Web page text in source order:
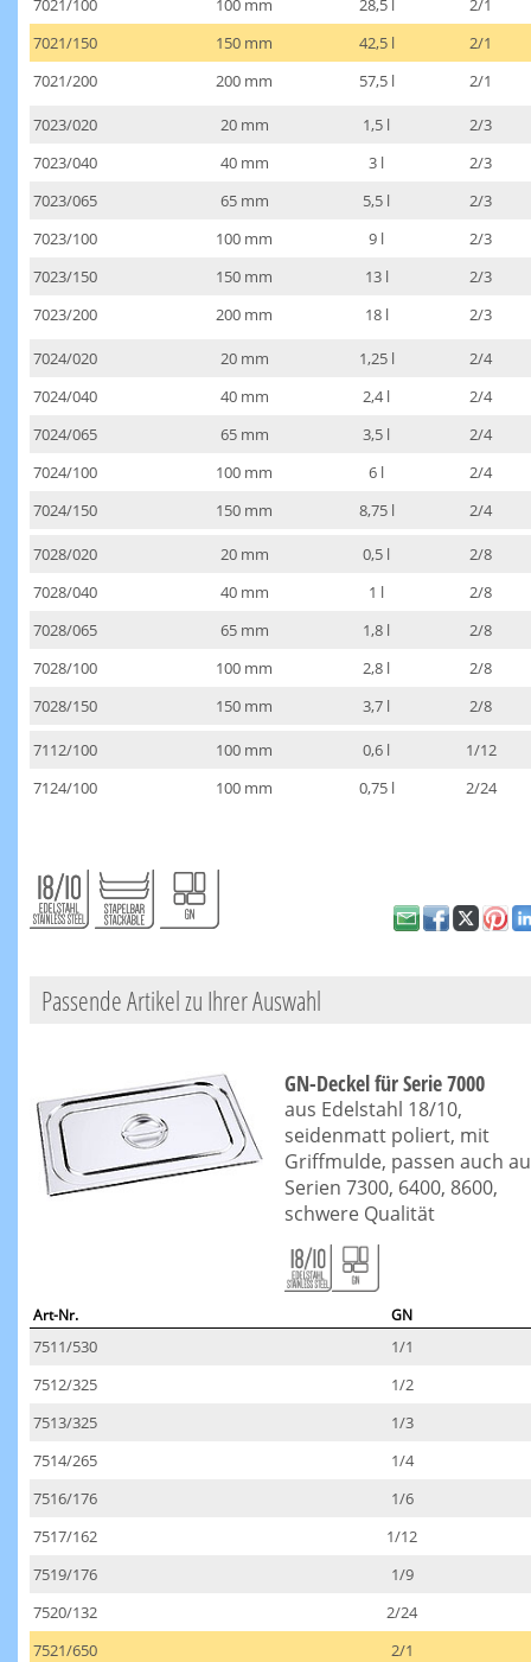
7021/100 100 mm 28,5 l
2/1
7021/150
150 mm 42,5 l
2/1
7021/200
200 mm 57,5 l 2/1
7023/020 20 mm 1,5 l
2/3
7023/040
40 mm 3 l
2/3
7023/065
65 mm 5,5 l
2/3
7023/100
100 mm 9 l
2/3
7023/150
150 mm 13 l
2/3
7023/200
200 mm 18 l 2/3
7024/020 20 mm 1,25 l
2/4
7024/040
40 mm 2,4 l
2/4
7024/065
65 mm 3,5 l
2/4
7024/100
100 mm 6 l
2/4
7024/150
150 mm 8,75 l 2/4
7028/020 20 mm 0,5 l
2/8
7028/040
40 mm 1 l
2/8
7028/065
65 mm 1,8 l
2/8
7028/100
100 mm 2,8 l
2/8
7028/150
150 mm 3,7 l 2/8
7112/100 100 mm 0,6 l
1/12
7124/100
100 mm 0,75 l 2/24
Passende Artikel zu Ihrer Auswahl
GN-Deckel für Serie 7000
aus Edelstahl 18/10,
seidenmatt poliert, mit
Griffmulde, passen auch
Serien 7300, 6400, 8600,
schwere Qualität
Art-Nr. GN
7511/530
1/1
7512/325
1/2
7513/325
1/3
7514/265
1/4
7516/176
1/6
7517/162
1/12
7519/176
1/9
7520/132
2/24
7521/650
2/1